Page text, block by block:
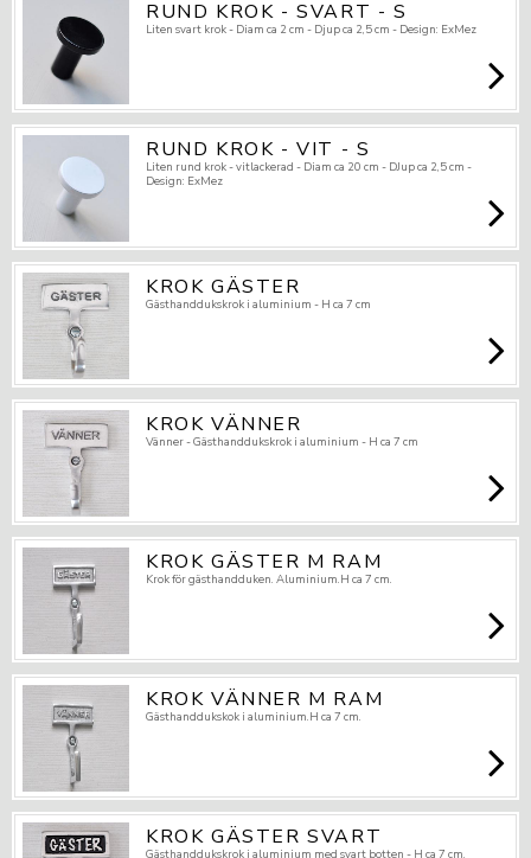
RUND KROK - SVART - S
Liten svart krok - Diam ca 2 cm - Djup ca 2,5 cm - Design: ExMez
RUND KROK - VIT - S
Liten rund krok - vitlackerad - Diam ca 20 cm - DJup ca 2,5 cm -
Design: ExMez
KROK GÄSTER
Gästhanddukskrok i aluminium - H ca 7 cm
KROK VÄNNER
Vänner - Gästhanddukskrok i aluminium - H ca 7 cm
KROK GÄSTER M RAM
Krok för gästhandduken. Aluminium.H ca 7 cm.
KROK VÄNNER M RAM
Gästhanddukskok i aluminium.H ca 7 cm.
KROK GÄSTER SVART
Gästhanddukskrok i aluminium med svart botten - H ca 7 cm.